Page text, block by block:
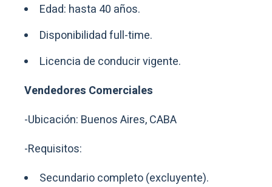
Edad: hasta 40 años.
Disponibilidad full-time.
Licencia de conducir vigente.
Vendedores Comerciales
-Ubicación: Buenos Aires, CABA
-Requisitos:
Secundario completo (excluyente).